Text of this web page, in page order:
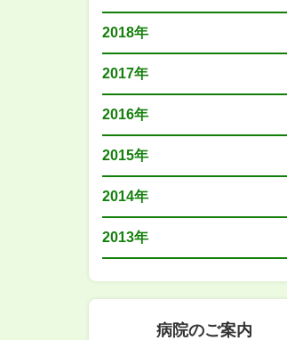
2018年
2017年
2016年
2015年
2014年
2013年
病院のご案内